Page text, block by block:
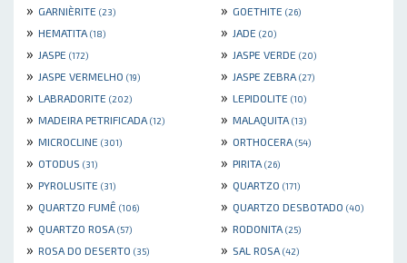
» GARNIÈRITE (23) » GOETHITE (26)
» HEMATITA (18) » JADE (20)
» JASPE (172) » JASPE VERDE (20)
» JASPE VERMELHO (19) » JASPE ZEBRA (27)
» LABRADORITE (202) » LEPIDOLITE (10)
» MADEIRA PETRIFICADA (12) » MALAQUITA (13)
» MICROCLINE (301) » ORTHOCERA (54)
» OTODUS (31) » PIRITA (26)
» PYROLUSITE (31) » QUARTZO (171)
» QUARTZO FUMÊ (106) » QUARTZO DESBOTADO (40)
» QUARTZO ROSA (57) » RODONITA (25)
» ROSA DO DESERTO (35) » SAL ROSA (42)